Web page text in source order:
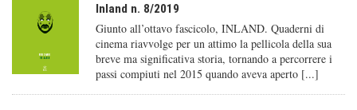
Inland n. 8/2019
Giunto all’ottavo fascicolo, INLAND. Quaderni di
cinema riavvolge per un attimo la pellicola della sua
breve ma significativa storia, tornando a percorrere i
passi compiuti nel 2015 quando aveva aperto [...]